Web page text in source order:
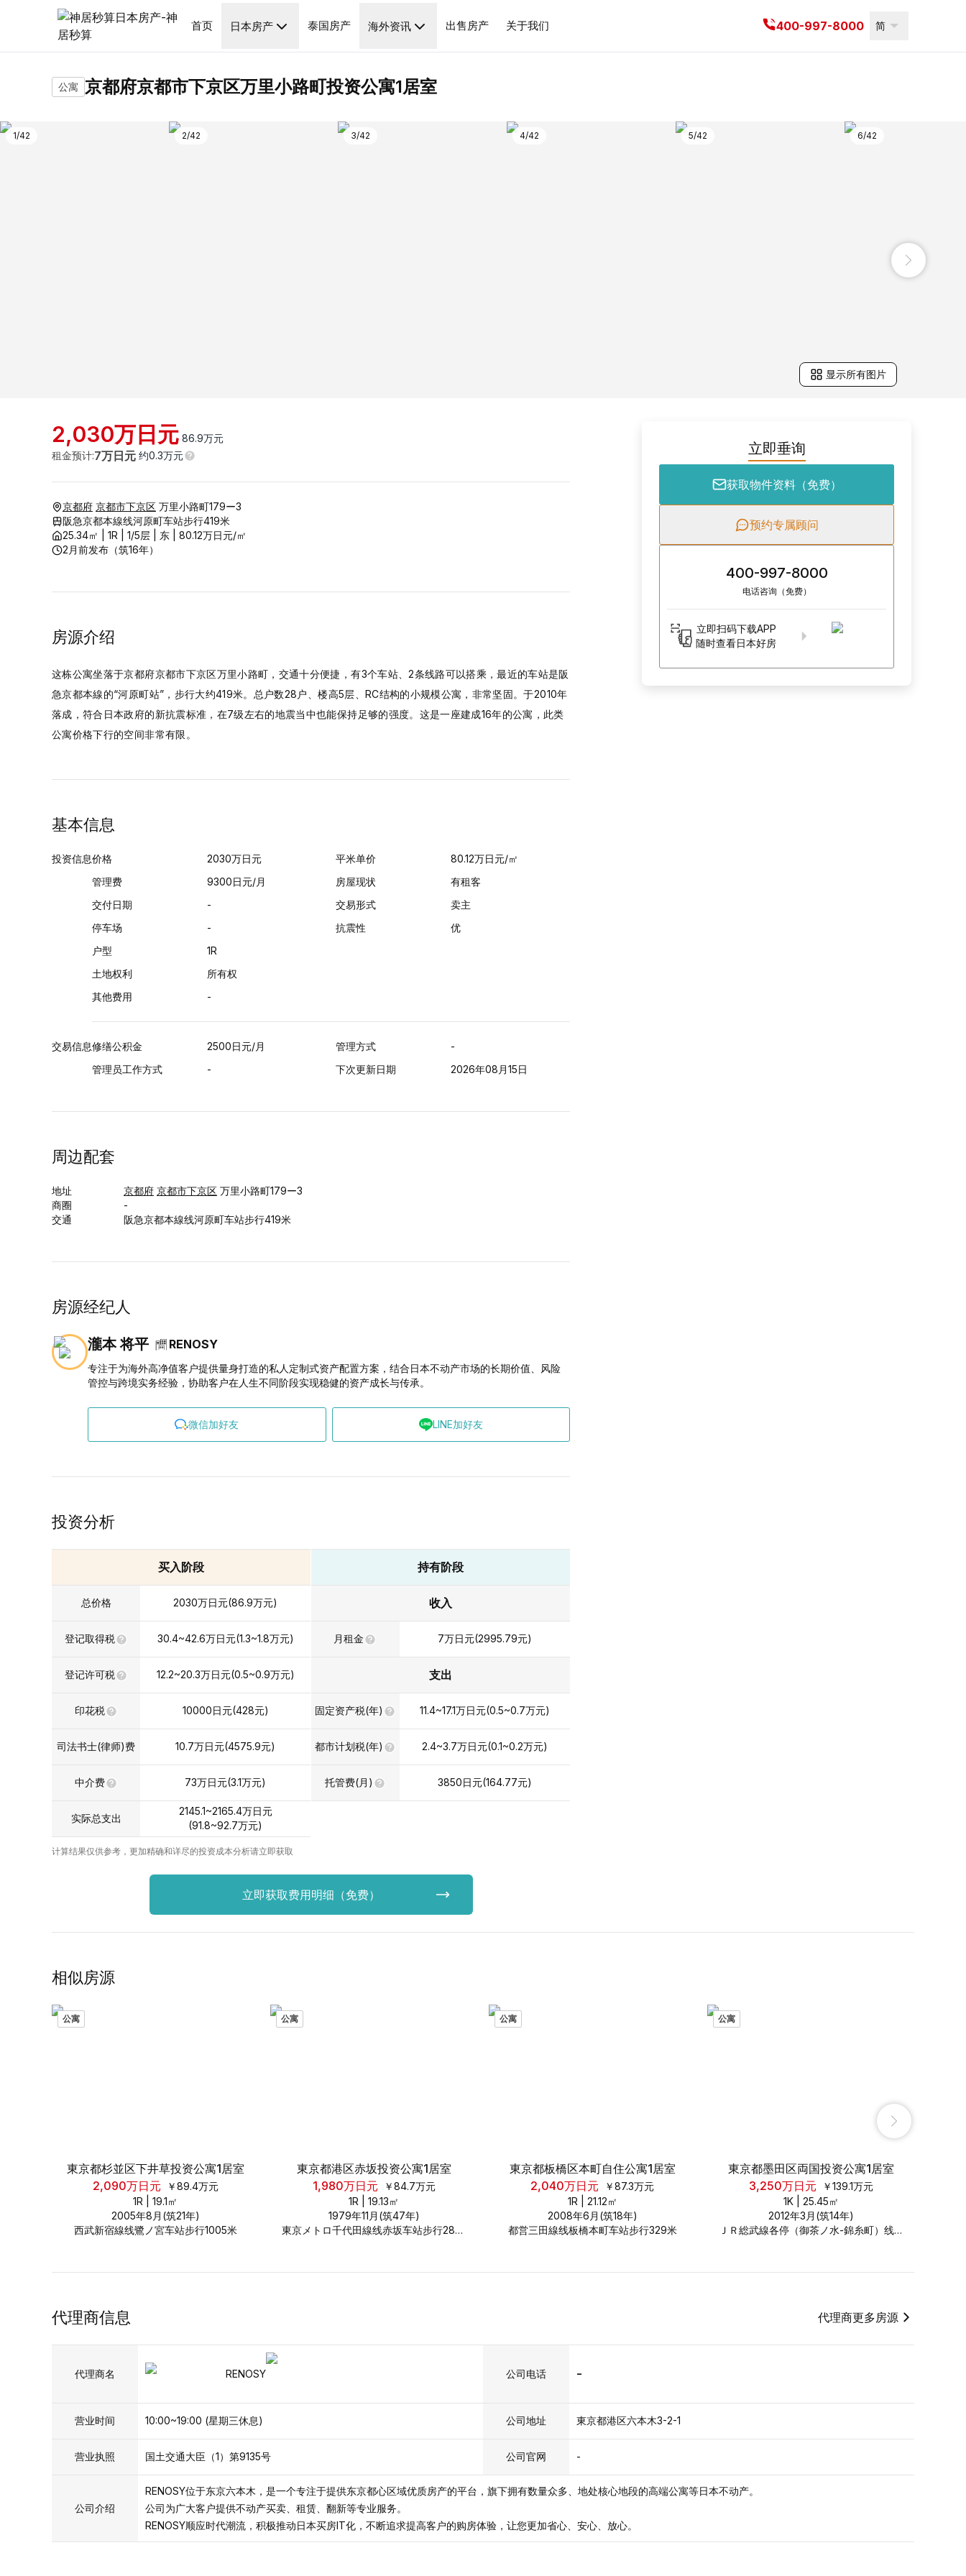
首页 日本房产 泰国房产 海外资讯 出售房产 关于我们 400-997-8000 简
公寓 京都府京都市下京区万里小路町投资公寓1居室
1/42 2/42 3/42 4/42 5/42 6/42
显示所有图片
房源介绍 基本信息 周边配套 房源经纪人 投资分析
2,030万日元 86.9万元
租金预计:7万日元 约0.3万元
京都府 京都市下京区 万里小路町179ー3
阪急京都本線线河原町车站步行419米
25.34㎡ | 1R 1/5层 东 80.12万日元/㎡
2月前发布 （筑16年）
房源介绍
这栋公寓坐落于京都府京都市下京区万里小路町，交通十分便捷，有3个车站、2条线路可以搭乘，最近的车站是阪
急京都本線的“河原町站”，步行大约419米。总户数28户、楼高5层、RC结构的小规模公寓，非常坚固。于2010年
落成，符合日本政府的新抗震标准，在7级左右的地震当中也能保持足够的强度。这是一座建成16年的公寓，此类
公寓价格下行的空间非常有限。
基本信息
投资信息价格 2030万日元 平米单价 80.12万日元/㎡
管理费
9300日元/月 房屋现状
有租客
交付日期
- 交易形式
卖主
停车场
- 抗震性
优
户型
1R
土地权利
所有权
其他费用
-
交易信息修缮公积金 2500日元/月 管理方式
-
管理员工作方式
- 下次更新日期 2026年08月15日
周边配套
地址 京都府 京都市下京区 万里小路町179ー3
商圈
-
交通
阪急京都本線线河原町车站步行419米
房源经纪人
瀧本 将平 RENOSY
专注于为海外高净值客户提供量身打造的私人定制式资产配置方案，结合日本不动产市场的长期价值、风险
管控与跨境实务经验，协助客户在人生不同阶段实现稳健的资产成长与传承。
微信加好友 LINE加好友
投资分析
买入阶段
总价格 2030万日元(86.9万元)
登记取得税 30.4~42.6万日元(1.3~1.8万元)
登记许可税 12.2~20.3万日元(0.5~0.9万元)
印花税 10000日元(428元)
司法书士(律师)费 10.7万日元(4575.9元)
中介费 73万日元(3.1万元)
实际总支出
2145.1~2165.4万日元
(91.8~92.7万元)
持有阶段
收入
月租金 7万日元(2995.79元)
支出
固定资产税(年) 11.4~17.1万日元(0.5~0.7万元)
都市计划税(年) 2.4~3.7万日元(0.1~0.2万元)
托管费(月) 3850日元(164.77元)
计算结果仅供参考，更加精确和详尽的投资成本分析请立即获取
立即获取费用明细（免费）
立即垂询
获取物件资料（免费）
预约专属顾问
400-997-8000
电话咨询（免费）
立即扫码下载APP
随时查看日本好房
相似房源
公寓
東京都杉並区下井草投资公寓1居室
2,090万日元 ￥89.4万元
1R
19.1㎡
2005年8月(筑21年)
西武新宿線线鷺ノ宮车站步行1005米
公寓
東京都港区赤坂投资公寓1居室
1,980万日元 ￥84.7万元
1R
19.13㎡
1979年11月(筑47年)
東京メトロ千代田線线赤坂车站步行285米
公寓
東京都板橋区本町自住公寓1居室
2,040万日元 ￥87.3万元
1R
21.12㎡
2008年6月(筑18年)
都営三田線线板橋本町车站步行329米
公寓
東京都墨田区両国投资公寓1居室
3,250万日元 ￥139.1万元
1K| 25.45㎡
2012年3月(筑14年)
ＪＲ総武線各停（御茶ノ水-錦糸町）线両国〔ＪＲ〕车站步行530米
代理商信息 代理商更多房源
代理商名 RENOSY 公司电话 -
营业时间 10:00~19:00 (星期三休息) 公司地址 東京都港区六本木3-2-1
营业执照 国土交通大臣（1）第9135号 公司官网 -
公司介绍
RENOSY位于东京六本木，是一个专注于提供东京都心区域优质房产的平台，旗下拥有数量众多、地处核心地段的高端公寓等日本不动产。
公司为广大客户提供不动产买卖、租赁、翻新等专业服务。
RENOSY顺应时代潮流，积极推动日本买房IT化，不断追求提高客户的购房体验，让您更加省心、安心、放心。